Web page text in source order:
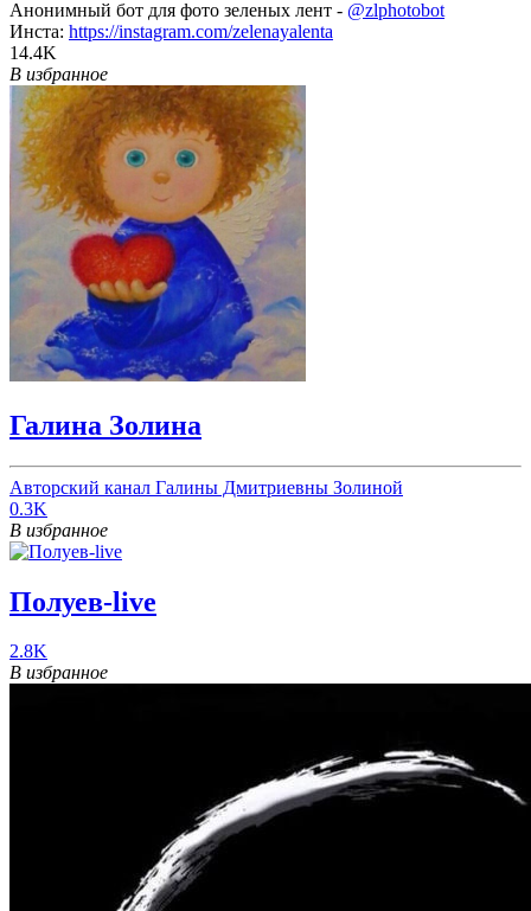
Анонимный бот для фото зеленых лент - @zlphotobot
Инста: https://instagram.com/zelenayalenta
14.4K
В избранное
Галина Золина
Авторский канал Галины Дмитриевны Золиной
0.3K
В избранное
Полуев-live
2.8K
В избранное